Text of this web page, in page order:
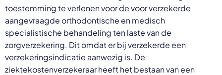
straffen
Schrap de opslag op de zorgpremie voor mensen die
niet kunnen betalen en bied proactieve
ondersteuning, zoals automatische zorgtoeslag. Zo
voorkomt de overheid schulden, vermindert stress
en blijft noodzakelijke zorg toegankelijk.
Lees meer
Francais
toestemming te verlenen voor de voor verzekerde
aangevraagde orthodontische en medisch
specialistische behandeling ten laste van de
zorgverzekering. Dit omdat er bij verzekerde een
verzekeringsindicatie aanwezig is. De
ziektekostenverzekeraar heeft het bestaan van een